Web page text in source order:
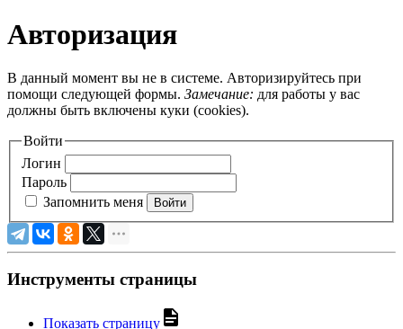
Авторизация
В данный момент вы не в системе. Авторизируйтесь при
помощи следующей формы. Замечание: для работы у вас
должны быть включены куки (cookies).
Войти
Логин
Пароль
Запомнить меня
Войти
Инструменты страницы
Показать страницу